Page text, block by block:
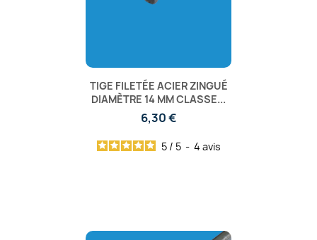
TIGE FILETÉE ACIER ZINGUÉ
DIAMÈTRE 14 MM CLASSE...
6,30 €
5 / 5 - 4 avis